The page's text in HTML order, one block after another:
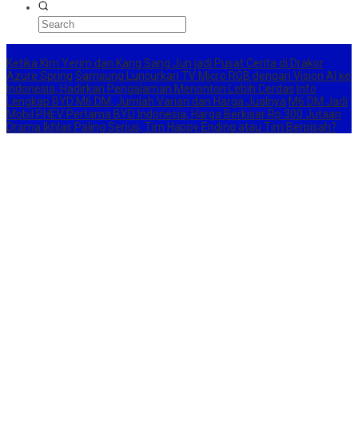
Ketika Kim Yerim dan Kang Sang Jun jadi Pusat Cerita di Drakor
Azure Spring Samsung Luncurkan TV Micro RGB dengan Vision AI ke
Indonesia, Hadirkan Pengalaman Menonton Lebih Cerdas Info
Lengkap BYD M6 DM, Jumlah Varian dan Harga Jualnya M6 DM Jadi
Mobil PHEV Pertama BYD Indonesia, Harga Berkisar Rp 300 Jutaan
Drama Ikhlas Paling Serius, Tim Happy Ending atau Tim Berpisah?